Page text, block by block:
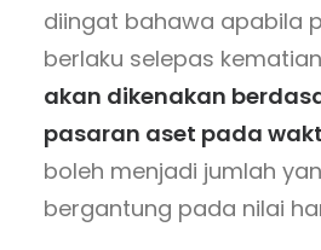
diingat bahawa apabila
berlaku selepas
akan dikenakan
pasaran aset pada
boleh menjadi jumlah
bergantung pada nilai